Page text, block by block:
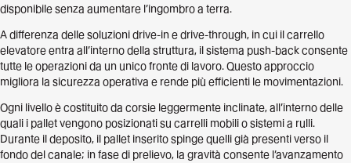
disponibile senza aumentare l’ingombro a terra.
A differenza delle soluzioni drive-in e drive-through, in cui il carrello
elevatore entra all’interno della struttura, il sistema push-back consente
tutte le operazioni da un unico fronte di lavoro. Questo approccio
migliora la sicurezza operativa e rende più efficienti le movimentazioni.
Ogni livello è costituito da corsie leggermente inclinate, all’interno delle
quali i pallet vengono posizionati su carrelli mobili o sistemi a rulli.
Durante il deposito, il pallet inserito spinge quelli già presenti verso il
fondo del canale; in fase di prelievo, la gravità consente l’avanzamento